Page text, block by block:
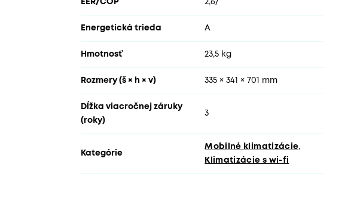
EER/COP 2,6/
Energetická trieda A
Hmotnosť 23,5 kg
Rozmery (š × h × v) 335 × 341 × 701 mm
Dĺžka viacročnej záruky
(roky)
3
Kategórie
Mobilné klimatizácie,
Klimatizácie s wi-fi